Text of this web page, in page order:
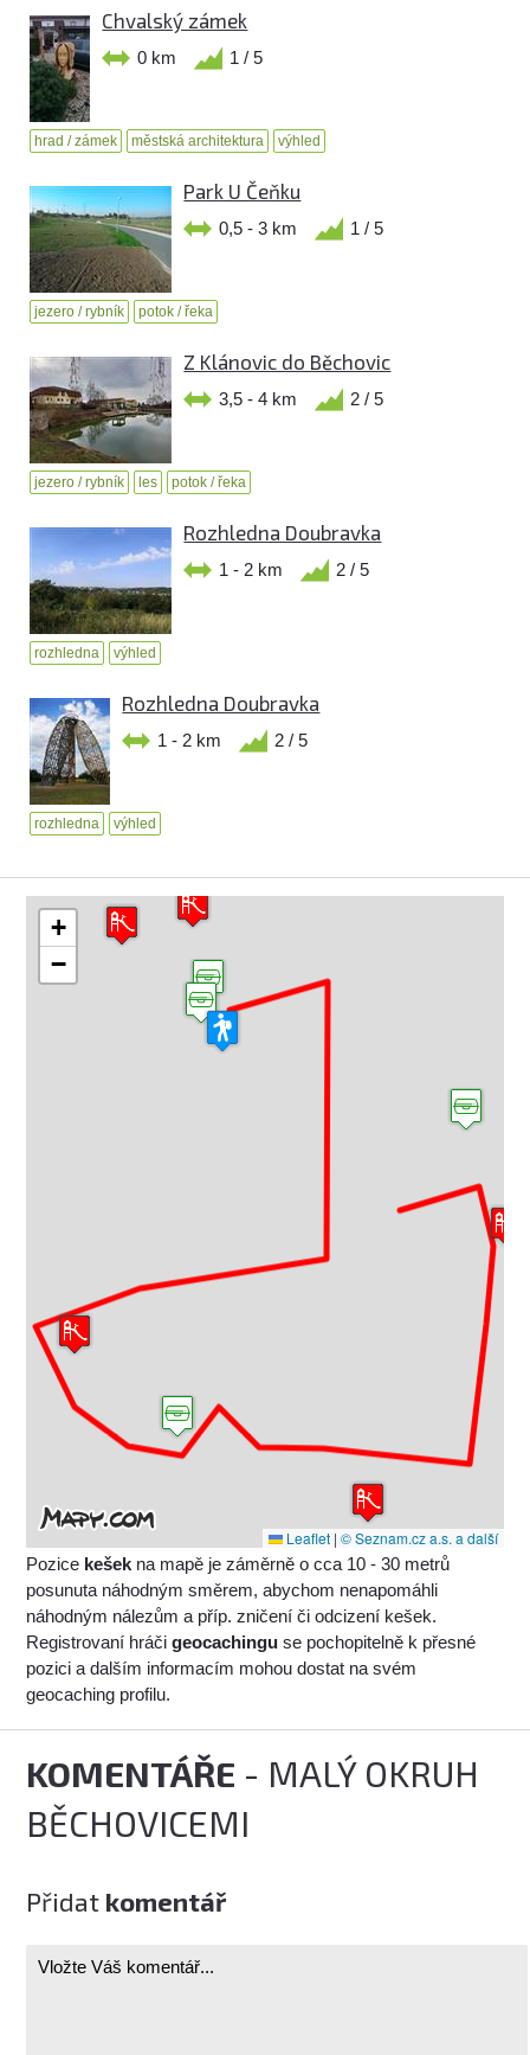
Chvalský zámek
0 km 1 / 5
hrad / zámek městská architektura výhled
Park U Čeňku
0,5 - 3 km 1 / 5
jezero / rybník potok / řeka
Z Klánovic do Běchovic
3,5 - 4 km 2 / 5
jezero / rybník les potok / řeka
Rozhledna Doubravka
1 - 2 km 2 / 5
rozhledna výhled
Rozhledna Doubravka
1 - 2 km 2 / 5
rozhledna výhled
+
−
Leaflet | © Seznam.cz a.s. a další
Pozice kešek na mapě je záměrně o cca 10 - 30 metrů
posunuta náhodným směrem, abychom nenapomáhli
náhodným nálezům a příp. zničení či odcizení kešek.
Registrovaní hráčigeocachingu se pochopitelně k přesné
pozici a dalším informacím mohou dostat na svém
geocaching profilu.
KOMENTÁŘE - MALÝ OKRUH
BĚCHOVICEMI
Přidat komentář